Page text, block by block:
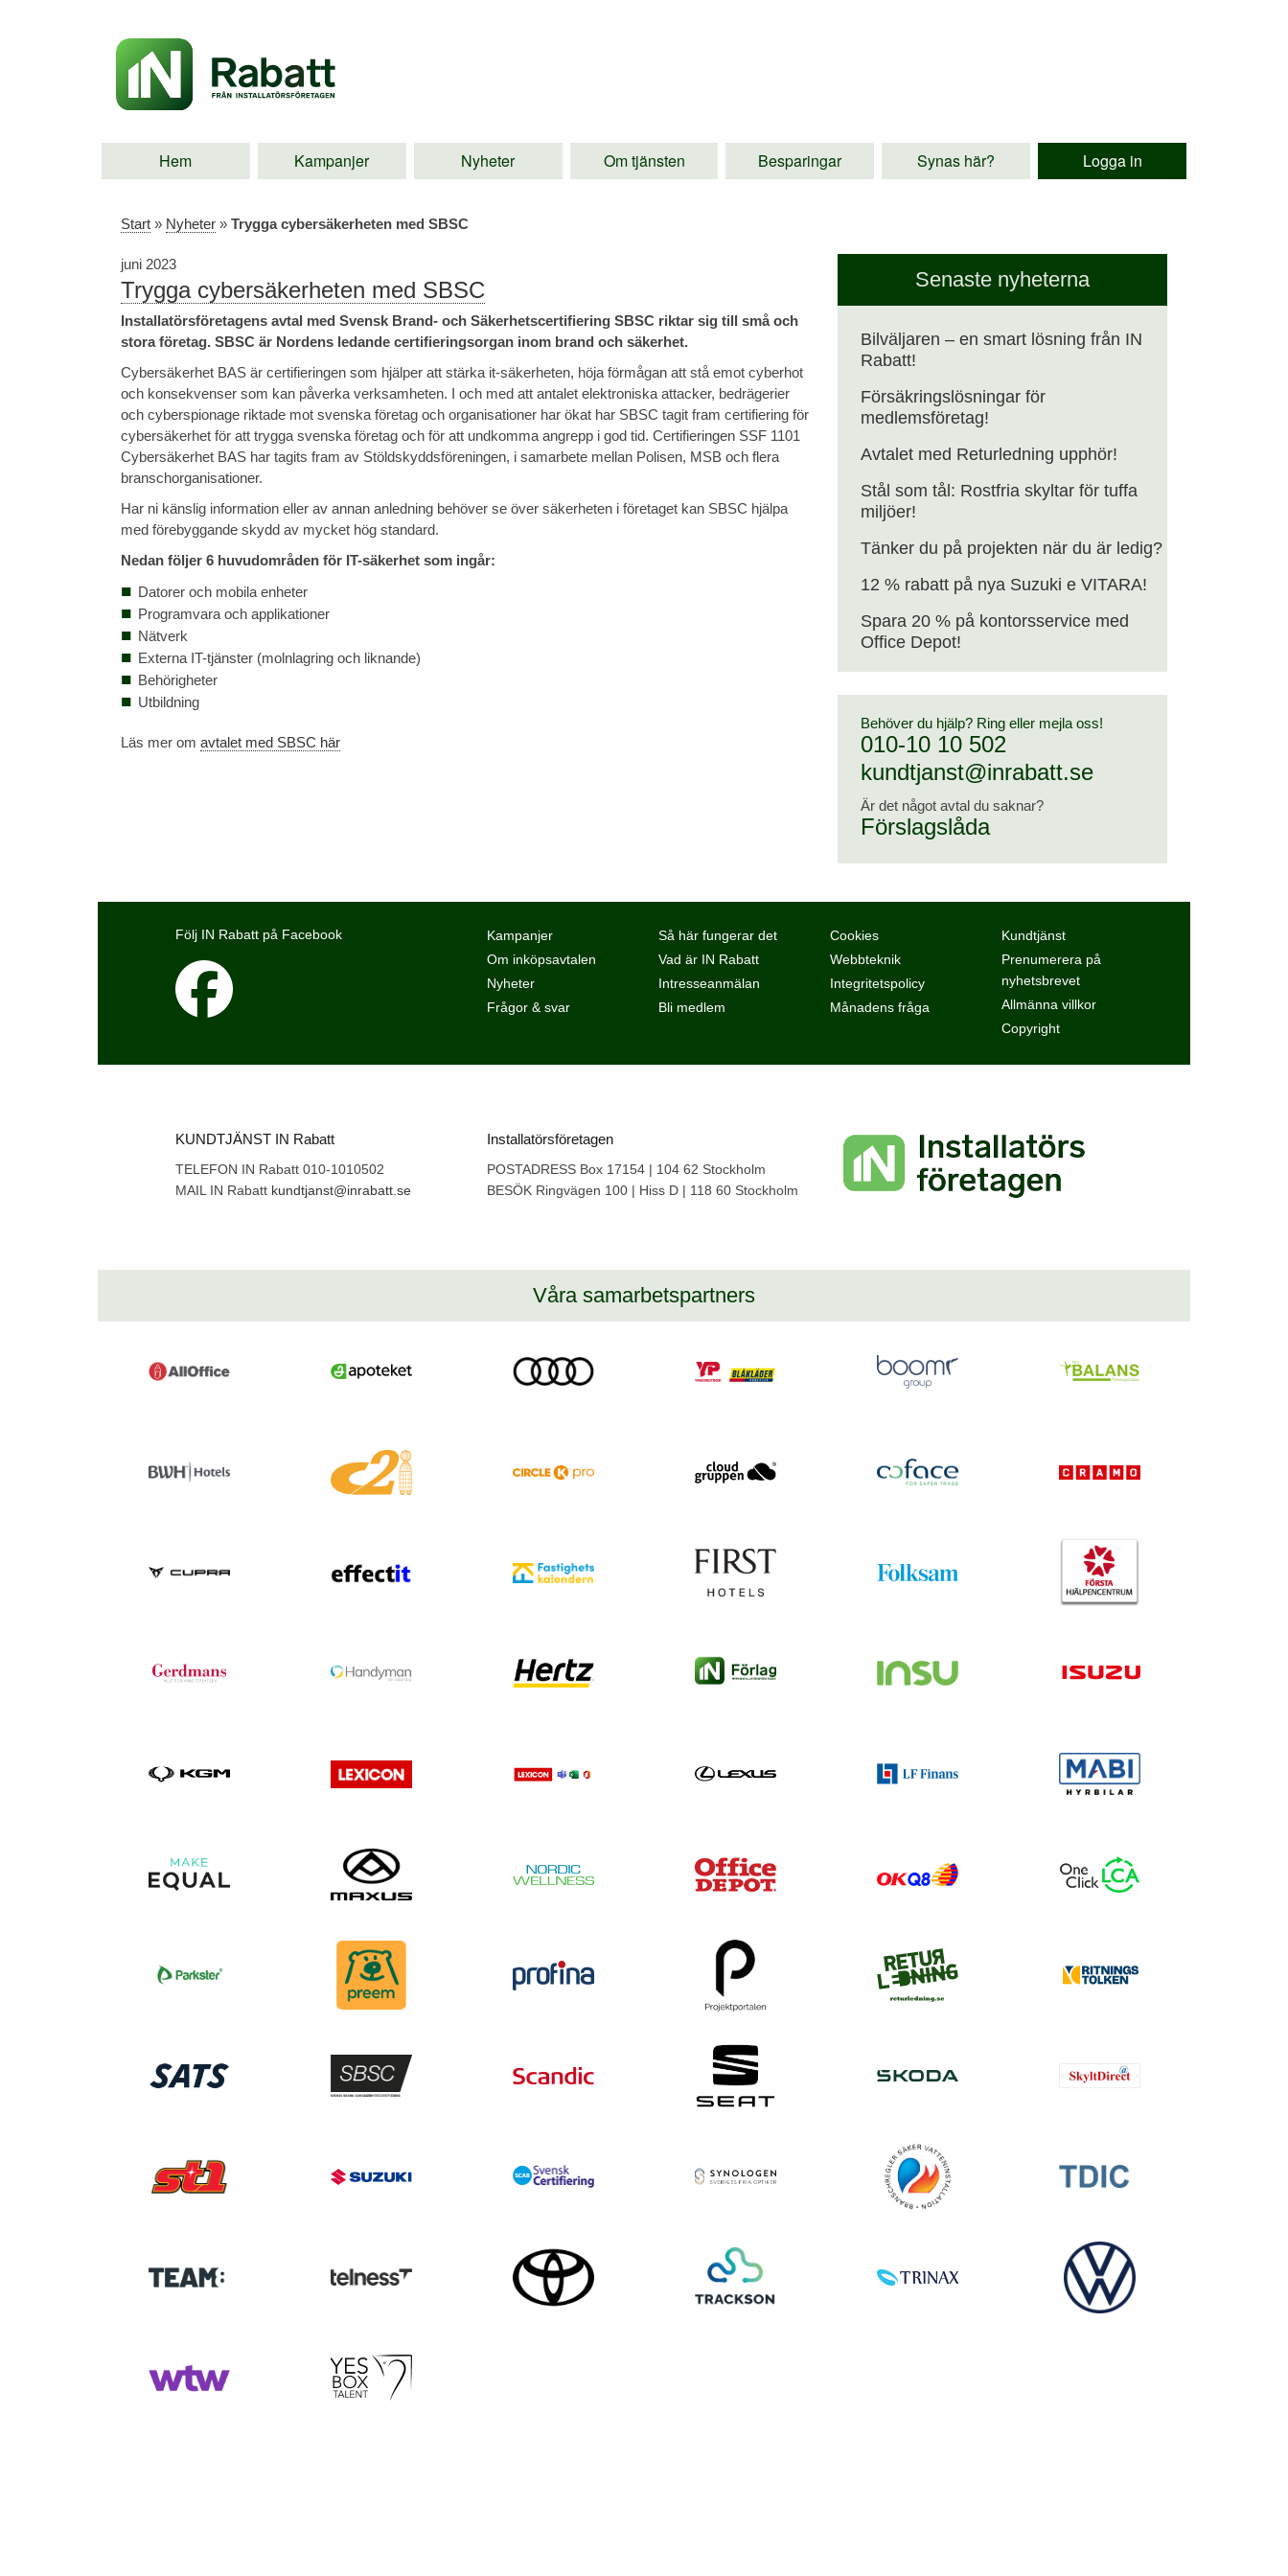
Hem Kampanjer Nyheter Om tjänsten Besparingar Synas här? Logga in
Start » Nyheter » Trygga cybersäkerheten med SBSC
juni 2023
Trygga cybersäkerheten med SBSC
Installatörsföretagens avtal med Svensk Brand- och Säkerhetscertifiering SBSC riktar sig till små och
stora företag. SBSC är Nordens ledande certifieringsorgan inom brand och säkerhet.
Cybersäkerhet BAS är certifieringen som hjälper att stärka it-säkerheten, höja förmågan att stå emot cyberhot
och konsekvenser som kan påverka verksamheten. I och med att antalet elektroniska attacker, bedrägerier
och cyberspionage riktade mot svenska företag och organisationer har ökat har SBSC tagit fram certifiering för
cybersäkerhet för att trygga svenska företag och för att undkomma angrepp i god tid. Certifieringen SSF 1101
Cybersäkerhet BAS har tagits fram av Stöldskyddsföreningen, i samarbete mellan Polisen, MSB och flera
branschorganisationer.
Har ni känslig information eller av annan anledning behöver se över säkerheten i företaget kan SBSC hjälpa
med förebyggande skydd av mycket hög standard.
Nedan följer 6 huvudområden för IT-säkerhet som ingår:
Datorer och mobila enheter
Programvara och applikationer
Nätverk
Externa IT-tjänster (molnlagring och liknande)
Behörigheter
Utbildning
Läs mer om avtalet med SBSC här
Senaste nyheterna
Bilväljaren – en smart lösning från IN
Rabatt!
Försäkringslösningar för
medlemsföretag!
Avtalet med Returledning upphör!
Stål som tål: Rostfria skyltar för tuffa
miljöer!
Tänker du på projekten när du är ledig?
12 % rabatt på nya Suzuki e VITARA!
Spara 20 % på kontorsservice med
Office Depot!
Behöver du hjälp? Ring eller mejla oss!
010-10 10 502
kundtjanst@inrabatt.se
Är det något avtal du saknar?
Förslagslåda
Följ IN Rabatt på Facebook
Kampanjer
Om inköpsavtalen
Nyheter
Frågor & svar
Så här fungerar det
Vad är IN Rabatt
Intresseanmälan
Bli medlem
Cookies
Webbteknik
Integritetspolicy
Månadens fråga
Kundtjänst
Prenumerera på
nyhetsbrevet
Allmänna villkor
Copyright
KUNDTJÄNST IN Rabatt
TELEFON IN Rabatt 010-1010502
MAIL IN Rabatt kundtjanst@inrabatt.se
Installatörsföretagen
POSTADRESS Box 17154 | 104 62 Stockholm
BESÖK Ringvägen 100 | Hiss D | 118 60 Stockholm
Våra samarbetspartners